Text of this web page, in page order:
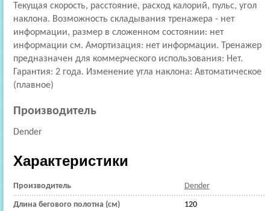
Текущая скорость, расстояние, расход калорий, пульс, угол
наклона. Возможность складывания тренажера - нет
информации, размер в сложенном состоянии: нет
информации см. Амортизация: нет информации. Тренажер
предназначен для коммерческого использования: Нет.
Гарантия: 2 года. Изменение угла наклона: Автоматическое
(плавное)
Производитель
Dender
Характеристики
Производитель Dender
Длина бегового полотна (см) 120